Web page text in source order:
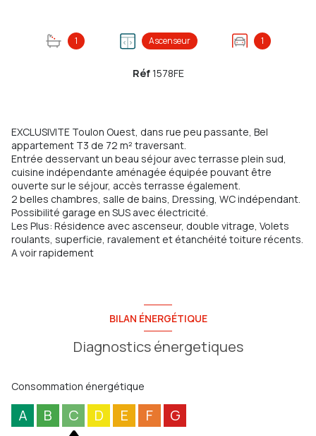
1 Ascenseur 1
Réf1578FE
EXCLUSIVITE Toulon Ouest, dans rue peu passante, Bel
appartement T3 de 72 m² traversant.
Entrée desservant un beau séjour avec terrasse plein sud,
cuisine indépendante aménagée équipée pouvant être
ouverte sur le séjour, accès terrasse également.
2 belles chambres, salle de bains, Dressing, WC indépendant.
Possibilité garage en SUS avec électricité.
Les Plus: Résidence avec ascenseur, double vitrage, Volets
roulants, superficie, ravalement et étanchéité toiture récents.
A voir rapidement
BILAN ÉNERGÉTIQUE
Diagnostics énergetiques
Consommation énergétique
A B C D E F G